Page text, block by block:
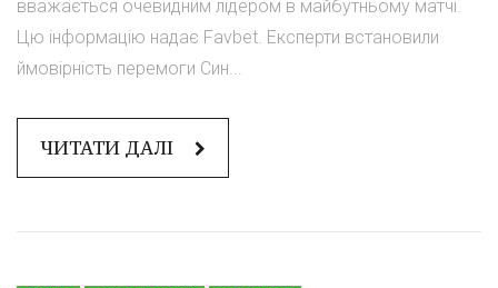
вважається очевидним лідером в майбутньому матчі.
Цю інформацію надає Favbet. Експерти встановили
ймовірність перемоги Син...
ЧИТАТИ ДАЛІ